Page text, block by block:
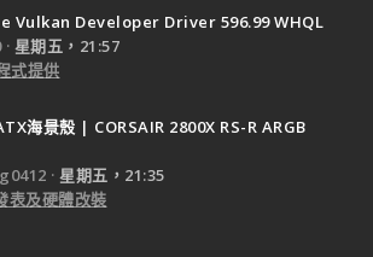
Vulkan Developer Driver 596.99 WHQL
星期五，21:57
式提供
海景殼 | CORSAIR 2800X RS-R ARGB
星期五，21:35
表及硬體改裝